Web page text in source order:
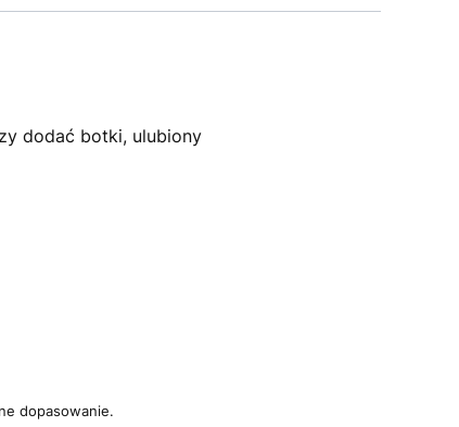
dodać botki, ulubiony
dopasowanie.